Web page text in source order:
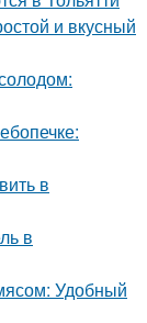
и вкусный
в
в
Удобный